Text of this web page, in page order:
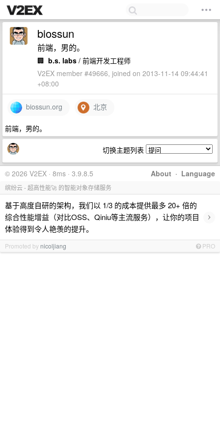
biossun
前端，男的。
🏢 b.s. labs / 前端开发工程师
V2EX member #49666, joined on 2013-11-14 09:44:41
+08:00
biossun.org 北京
前端，男的。
切换主题列表
About · Language
© 2026 V2EX · 8ms · 3.9.8.5
缤纷云 - 超高性能🚀 的智能对象存储服务
基于高度自研的架构，我们以 1/3 的成本提供最多 20+ 倍的
综合性能增益（对比OSS、Qiniu等主流服务），让你的项目
体验得到令人艳羡的提升。
›
Promoted by nicoljiang PRO